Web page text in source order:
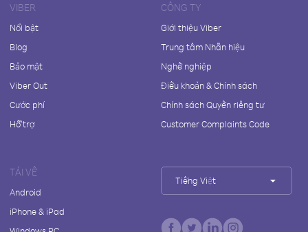
VIBER
Nổi bật
Blog
Bảo mật
Viber Out
Cước phí
Hỗ trợ
CÔNG TY
Giới thiệu Viber
Trung tâm Nhãn hiệu
Nghề nghiệp
Điều khoản & Chính sách
Chính sách Quyền riêng tư
Customer Complaints Code
TẢI VỀ
Android
iPhone & iPad
Tiếng Việt